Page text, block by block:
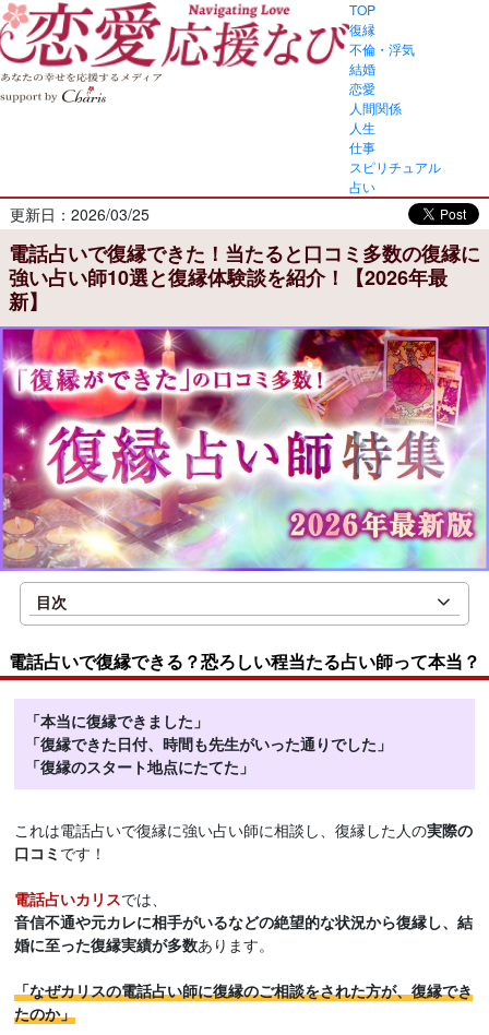
TOP
復縁
不倫・浮気
結婚
恋愛
人間関係
人生
仕事
スピリチュアル
占い
更新日：2026/03/25
電話占いで復縁できた！当たると口コミ多数の復縁に
強い占い師10選と復縁体験談を紹介！【2026年最
新】
目次
電話占いで復縁できる？恐ろしい程当たる占い師って本当？
「本当に復縁できました」
「復縁できた日付、時間も先生がいった通りでした」
「復縁のスタート地点にたてた」
これは電話占いで復縁に強い占い師に相談し、復縁した人の実際の
口コミ です！
電話占いカリスでは、
音信不通や元カレに相手がいるなどの絶望的な状況から復縁し、結
婚に至った復縁実績が多数あります。
「なぜカリスの電話占い師に復縁のご相談をされた方が、復縁でき
たのか」